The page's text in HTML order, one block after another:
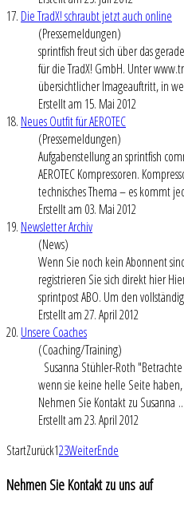
17. Die TradX! schraubt jetzt auch online
(Pressemeldungen)
sprintfish freut sich über das
für die TradX! GmbH. Unter
übersichtlicher Imageauftritt, in
Erstellt am 15. Mai 2012
18. Neues Outfit für AEROTEC
(Pressemeldungen)
Aufgabenstellung an sprintfish
AEROTEC Kompressoren.
technisches Thema – es kommt
Erstellt am 03. Mai 2012
19. Newsletter Archiv
(News)
Wenn Sie noch kein Abonnent
registrieren Sie sich direkt hier
sprintpost ABO. Um den
Erstellt am 27. April 2012
20. Unsere Coaches
(Coaching/Training)
Susanna Stühler-Roth
wenn sie keine helle Seite
Nehmen Sie Kontakt zu Susanna ...
Erstellt am 23. April 2012
StartZurück123WeiterEnde
Nehmen Sie Kontakt zu uns auf